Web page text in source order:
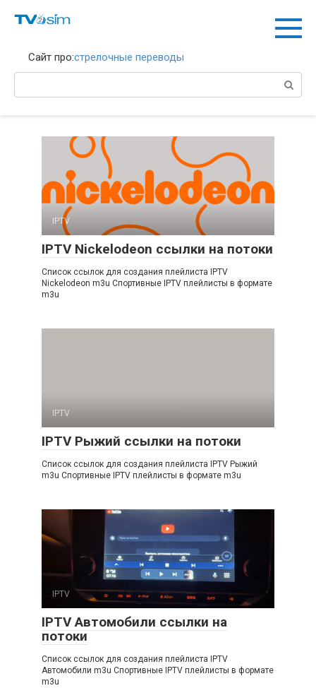
Сайт про:стрелочные переводы
IPTV
IPTV Nickelodeon ссылки на потоки
Список ссылок для создания плейлиста IPTV
Nickelodeon m3u Спортивные IPTV плейлисты в формате
m3u
IPTV
IPTV Рыжий ссылки на потоки
Список ссылок для создания плейлиста IPTV Рыжий
m3u Спортивные IPTV плейлисты в формате m3u
IPTV
IPTV Автомобили ссылки на
потоки
Список ссылок для создания плейлиста IPTV
Автомобили m3u Спортивные IPTV плейлисты в формате
m3u